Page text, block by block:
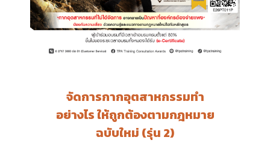
จัดการกากอุตสาหกรรมทำ
อย่างไร ให้ถูกต้องตามกฎหมาย
ฉบับใหม่ (รุ่น 2)